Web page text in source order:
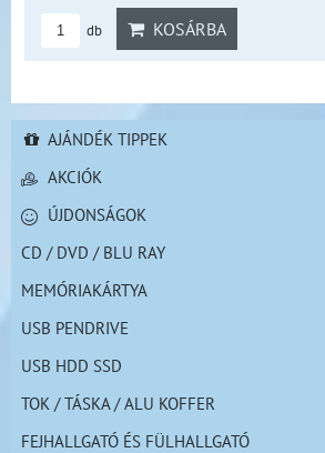
db KOSÁRBA
AJÁNDÉK TIPPEK
AKCIÓK
ÚJDONSÁGOK
CD / DVD / BLU RAY
MEMÓRIAKÁRTYA
USB PENDRIVE
USB HDD SSD
TOK / TÁSKA / ALU KOFFER
FEJHALLGATÓ ÉS FÜLHALLGATÓ